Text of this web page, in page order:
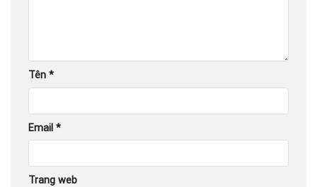
Tên *
Email *
Trang web